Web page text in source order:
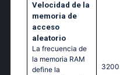
Velocidad de la
memoria de
acceso
aleatorio
La frecuencia de
la memoria RAM
define la